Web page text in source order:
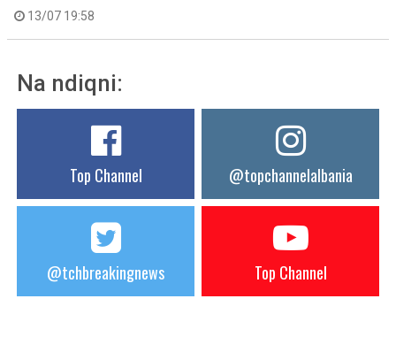
13/07 19:58
Na ndiqni:
Top Channel @topchannelalbania
@tchbreakingnews Top Channel